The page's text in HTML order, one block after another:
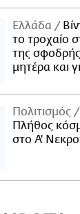
Ελλάδα
το τροχαίο
της
μητέρα και
Πολιτισμός
Πλήθος
στο Α'